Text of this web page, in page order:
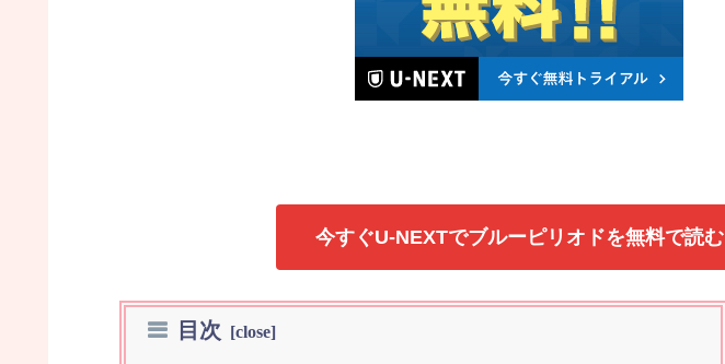
今すぐU-NEXTでブルーピリオドを無料で読む
目次